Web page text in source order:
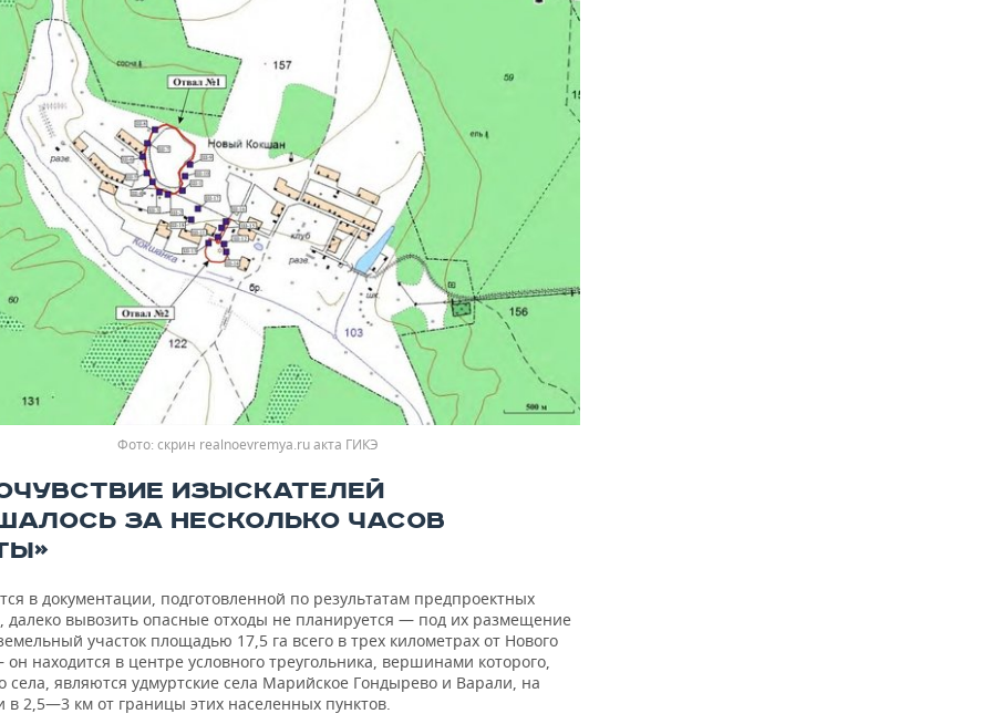
Фото: скрин realnoevremya.ru акта ГИКЭ
ИЗЫСКАТЕЛЕЙ
ЗА НЕСКОЛЬКО ЧАСОВ
в документации, подготовленной по результатам предпроектных
далеко вывозить опасные отходы не планируется — под их размещение
участок площадью 17,5 га всего в трех километрах от Нового
находится в центре условного треугольника, вершинами которого,
села, являются удмуртские села Марийское Гондырево и Варали, на
в 2,5—3 км от границы этих населенных пунктов.